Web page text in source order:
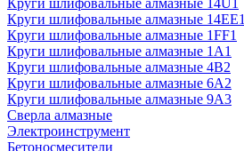
Круги шлифовальные алмазные 14U1
Круги шлифовальные алмазные 14ЕЕ1
Круги шлифовальные алмазные 1FF1
Круги шлифовальные алмазные 1А1
Круги шлифовальные алмазные 4В2
Круги шлифовальные алмазные 6A2
Круги шлифовальные алмазные 9А3
Сверла алмазные
Электроинструмент
Бетоносмесители